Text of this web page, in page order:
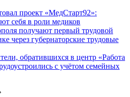
проект «МедСтарт92»:
себя в роли медиков
получают первый трудовой
через губернаторские трудовые
обратившихся в центр «Работа
с учётом семейных